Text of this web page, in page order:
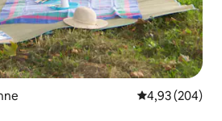
Gemiddelde
4,93 (204)